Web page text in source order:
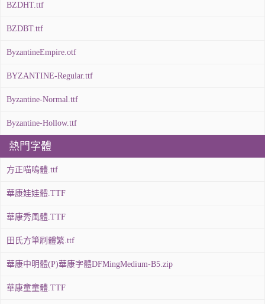
BZDHT.ttf
BZDBT.ttf
ByzantineEmpire.otf
BYZANTINE-Regular.ttf
Byzantine-Normal.ttf
Byzantine-Hollow.ttf
熱門字體
方正喵嗚體.ttf
華康娃娃體.TTF
華康秀風體.TTF
田氏方筆刷體繁.ttf
華康中明體(P)華康字體DFMingMedium-B5.zip
華康童童體.TTF